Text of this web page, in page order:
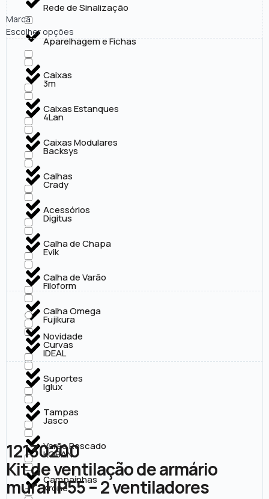
Rede de Sinalização
Aparelhagem e Fichas
Caixas
Caixas Estanques
Caixas Modulares
Calhas
Acessórios
Calha de Chapa
Calha de Varão
Calha Omega
Curvas
Suportes
Tampas
Varão Roscado
Campaínhas
Marca
Escolher opções
3m
4Lan
Backsys
Crady
Digitus
Evik
Filoform
Fujikura
IDEAL
Iglux
Jasco
KOBAN
Krone
Novidade
12130200
Kit de ventilação de armário
mural IP55 – 2 ventiladores